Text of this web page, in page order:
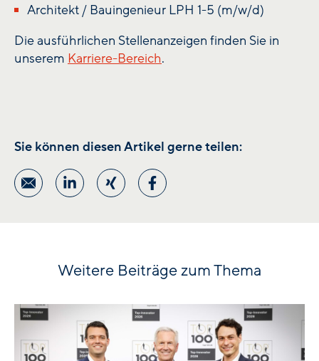
Architekt / Bauingenieur LPH 1-5 (m/w/d)
Die ausführlichen Stellenanzeigen finden Sie in
unserem Karriere-Bereich.
Sie können diesen Artikel gerne teilen:
Weitere Beiträge zum Thema